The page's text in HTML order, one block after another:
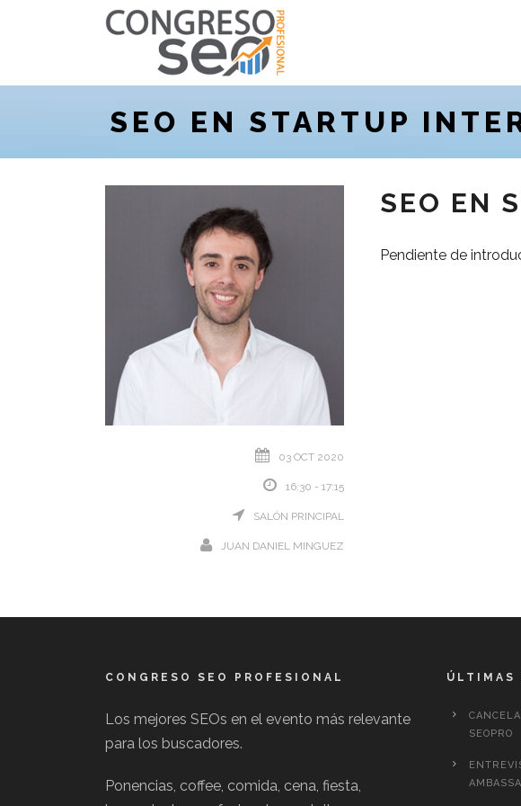
SEO EN STARTUP
03 OCT 2020
16:30 - 17:15
SALÓN PRINCIPAL
JUAN DANIEL MINGUEZ
SEO EN
Pendiente de
CONGRESO SEO PROFESIONAL
Los mejores SEOs en el evento más relevante
para los buscadores.
Ponencias, coffee, comida, cena, fiesta,
ÚLTIMAS
SEOPRO